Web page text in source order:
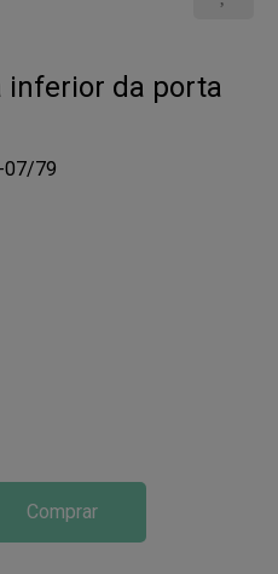
inferior da porta
07/79
Comprar